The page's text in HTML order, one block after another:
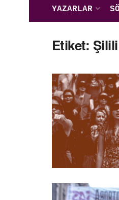
YAZARLAR
Etiket: